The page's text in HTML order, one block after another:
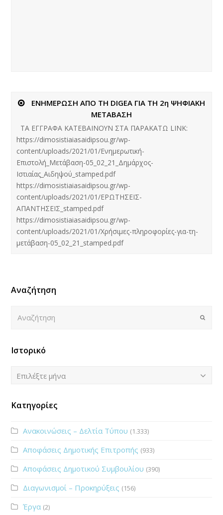
ΕΝΗΜΕΡΩΣΗ ΑΠΟ ΤΗ DIGEA ΓΙΑ ΤΗ 2η ΨΗΦΙΑΚΗ
ΜΕΤΑΒΑΣΗ
ΤΑ ΕΓΓΡΑΦΑ ΚΑΤΕΒΑΙΝΟΥΝ ΣΤΑ ΠΑΡΑΚΑΤΩ LINK:
https://dimosistiaiasaidipsou.gr/wp-
content/uploads/2021/01/Ενημερωτική-
Επιστολή_Μετάβαση-05_02_21_Δημάρχος-
Ιστιαίας_Αιδηψού_stamped.pdf
https://dimosistiaiasaidipsou.gr/wp-
content/uploads/2021/01/ΕΡΩΤΗΣΕΙΣ-
ΑΠΑΝΤΗΣΕΙΣ_stamped.pdf
https://dimosistiaiasaidipsou.gr/wp-
content/uploads/2021/01/Χρήσιμες-πληροφορίες-για-τη-
μετάβαση-05_02_21_stamped.pdf
Αναζήτηση
Submit
Ιστορικό
Ιστορικό
Επιλέξτε μήνα
Κατηγορίες
Ανακοινώσεις – Δελτία Τύπου (1.333)
Αποφάσεις Δημοτικής Επιτροπής (933)
Αποφάσεις Δημοτικού Συμβουλίου (390)
Διαγωνισμοί – Προκηρύξεις (156)
Έργα (2)